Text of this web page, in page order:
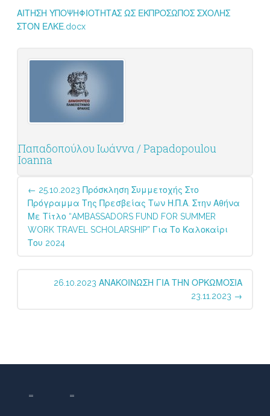
ΑΙΤΗΣΗ ΥΠΟΨΗΦΙΟΤΗΤΑΣ ΩΣ ΕΚΠΡΟΣΩΠΟΣ ΣΧΟΛΗΣ
ΣΤΟΝ ΕΛΚΕ.docx
Παπαδοπούλου Ιωάννα / Papadopoulou
Ioanna
Post
navigation
← 25.10.2023 Πρόσκληση Συμμετοχής Στο
Πρόγραμμα Της Πρεσβείας Των Η.Π.Α. Στην Αθήνα
Με Τίτλο “AMBASSADORS FUND FOR SUMMER
WORK TRAVEL SCHOLARSHIP” Για Το Καλοκαίρι
Του 2024
26.10.2023 ΑΝΑΚΟΙΝΩΣΗ ΓΙΑ ΤΗΝ ΟΡΚΩΜΟΣΙΑ
23.11.2023 →